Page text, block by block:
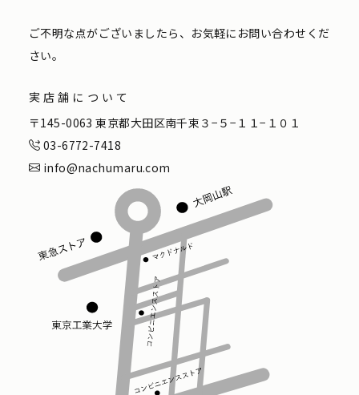
ご不明な点がございましたら、お気軽にお問い合わせくだ
さい。
実店舗について
〒145-0063 東京都大田区南千束３−５−１１−１０１
03-6772-7418
info@nachumaru.com